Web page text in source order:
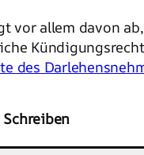
vor allem davon
des